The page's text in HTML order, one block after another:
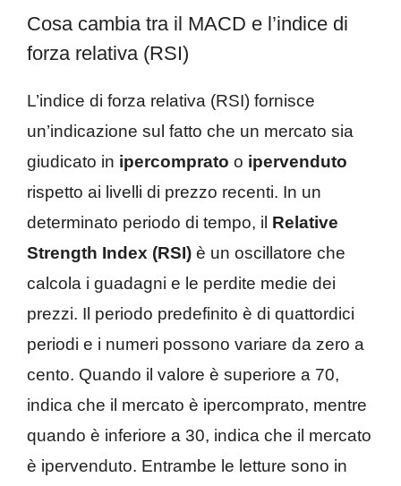
Cosa cambia tra il MACD e l’indice di
forza relativa (RSI)
L’indice di forza relativa (RSI) fornisce
un’indicazione sul fatto che un mercato sia
giudicato in ipercomprato o ipervenduto
rispetto ai livelli di prezzo recenti. In un
determinato periodo di tempo, il Relative
Strength Index (RSI) è un oscillatore che
calcola i guadagni e le perdite medie dei
prezzi. Il periodo predefinito è di quattordici
periodi e i numeri possono variare da zero a
cento. Quando il valore è superiore a 70,
indica che il mercato è ipercomprato, mentre
quando è inferiore a 30, indica che il mercato
è ipervenduto. Entrambe le letture sono in